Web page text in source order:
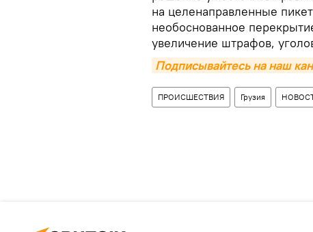
на целенаправленные
необоснованное
увеличение штрафов,
Подписывайтесь на наш
ПРОИСШЕСТВИЯ Грузия